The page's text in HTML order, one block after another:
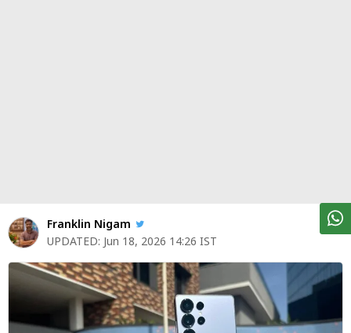
न्यूज
वीडियो
म्यूचुअल
फंड
Franklin Nigam
UPDATED: Jun 18, 2026 14:26 IST